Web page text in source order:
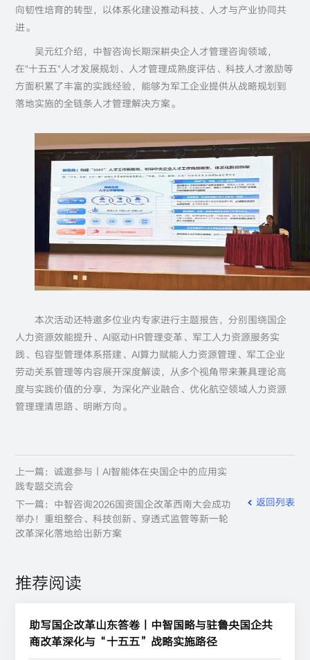
向韧性培育的转型，以体系化建设推动科技、人才与产业协同共
进。
吴元红介绍，中智咨询长期深耕央企人才管理咨询领域，
在"十五五"人才发展规划、人才管理成熟度评估、科技人才激励等
方面积累了丰富的实践经验，能够为军工企业提供从战略规划到
落地实施的全链条人才管理解决方案。
本次活动还特邀多位业内专家进行主题报告，分别围绕国企
人力资源效能提升、AI驱动HR管理变革、军工人力资源服务实
践、包容型管理体系搭建、AI算力赋能人力资源管理、军工企业
劳动关系管理等内容展开深度解读，从多个视角带来兼具理论高
度与实践价值的分享，为深化产业融合、优化航空领域人力资源
管理理清思路、明晰方向。
上一篇：诚邀参与丨AI智能体在央国企中的应用实
践专题交流会
下一篇：中智咨询2026国资国企改革西南大会成功
举办！重组整合、科技创新、穿透式监管等新一轮
改革深化落地给出新方案
返回列表
推荐阅读
助写国企改革山东答卷丨中智国略与驻鲁央国企共
商改革深化与“十五五”战略实施路径